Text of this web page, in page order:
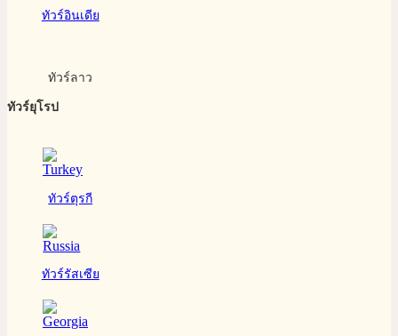
ทัวร์อินเดีย
ทัวร์ลาว
ทัวร์ยุโรป
ทัวร์ตุรกี
ทัวร์รัสเซีย